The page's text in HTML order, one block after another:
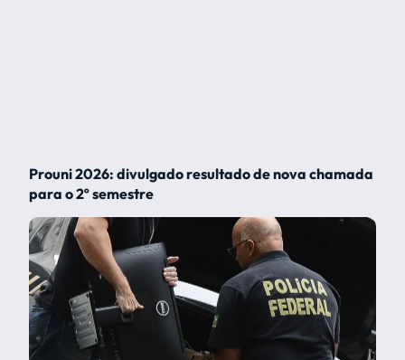
Prouni 2026: divulgado resultado de nova chamada
para o 2º semestre